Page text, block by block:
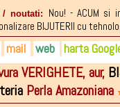
/ noutati: Nou! - ACUM si
BIJUTERII cu
198.324
198.324
mail web harta
VERIGHETE, aur,
Perla Amazoniana